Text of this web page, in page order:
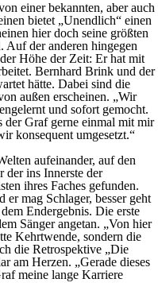
einer bekannten, aber auch
bietet „Unendlich“ einen
hier doch seine größten
Auf der anderen hingegen
Höhe der Zeit: Er hat mit
Bernhard Brink und der
hätte. Dabei sind die
außen erscheinen. „Wir
und sofort gemocht.
der Graf gerne einmal mit mir
konsequent umgesetzt.“
aufeinander, auf den
der ins Innerste der
ihres Faches gefunden.
mag Schlager, besser geht
Endergebnis. Die erste
Sänger angetan. „Von hier
Kehrtwende, sondern die
die Retrospektive „Die
am Herzen. „Gerade dieses
meine lange Karriere